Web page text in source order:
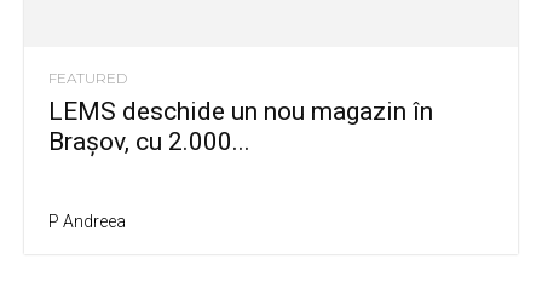
FEATURED
LEMS deschide un nou magazin în
Brașov, cu 2.000...
P Andreea